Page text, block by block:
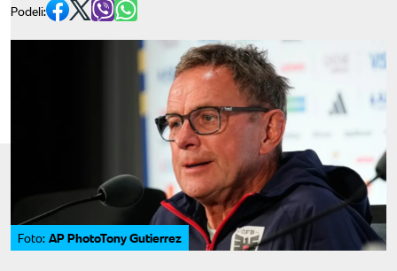
Podeli:
Foto: AP PhotoTony Gutierrez